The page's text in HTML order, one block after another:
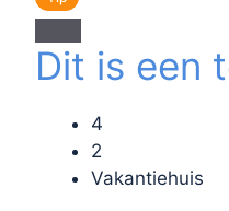
Dit is een
4
2
Vakantiehuis